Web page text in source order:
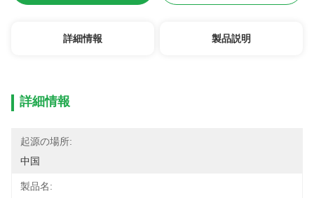
詳細情報 製品説明
詳細情報
起源の場所:
中国
製品名: